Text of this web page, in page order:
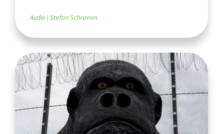
Audio Stefan Schramm